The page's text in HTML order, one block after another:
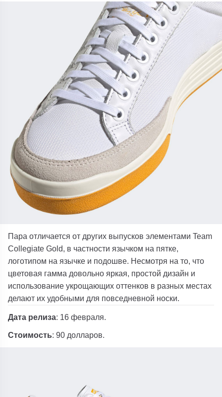
Пара отличается от других выпусков элементами Team
Collegiate Gold, в частности язычком на пятке,
логотипом на язычке и подошве. Несмотря на то, что
цветовая гамма довольно яркая, простой дизайн и
использование укрощающих оттенков в разных местах
делают их удобными для повседневной носки.
Дата релиза: 16 февраля.
Стоимость: 90 долларов.